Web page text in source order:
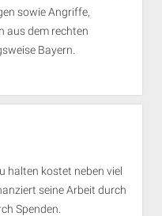
sowie Angriffe,
aus dem rechten
Bayern.
halten kostet neben viel
seine Arbeit durch
Spenden.